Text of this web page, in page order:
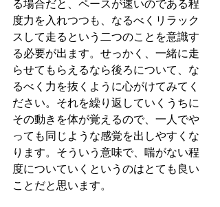
る場合だと、ペースが速いのである程
度力を入れつつも、なるべくリラック
スして走るという二つのことを意識す
る必要が出ます。せっかく、一緒に走
らせてもらえるなら後ろについて、な
るべく力を抜くように心がけてみてく
ださい。それを繰り返していくうちに
その動きを体が覚えるので、一人でや
っても同じような感覚を出しやすくな
ります。そういう意味で、喘がない程
度についていくというのはとても良い
ことだと思います。